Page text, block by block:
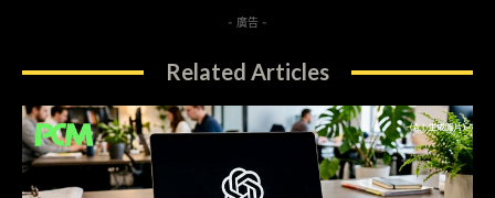
- 廣告 -
Related Articles